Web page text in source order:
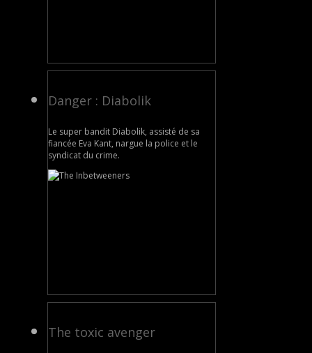
Danger : Diabolik
Le super bandit Diabolik, assisté de sa
fiancée Eva Kant, nargue la police et le
syndicat du crime.
The toxic avenger